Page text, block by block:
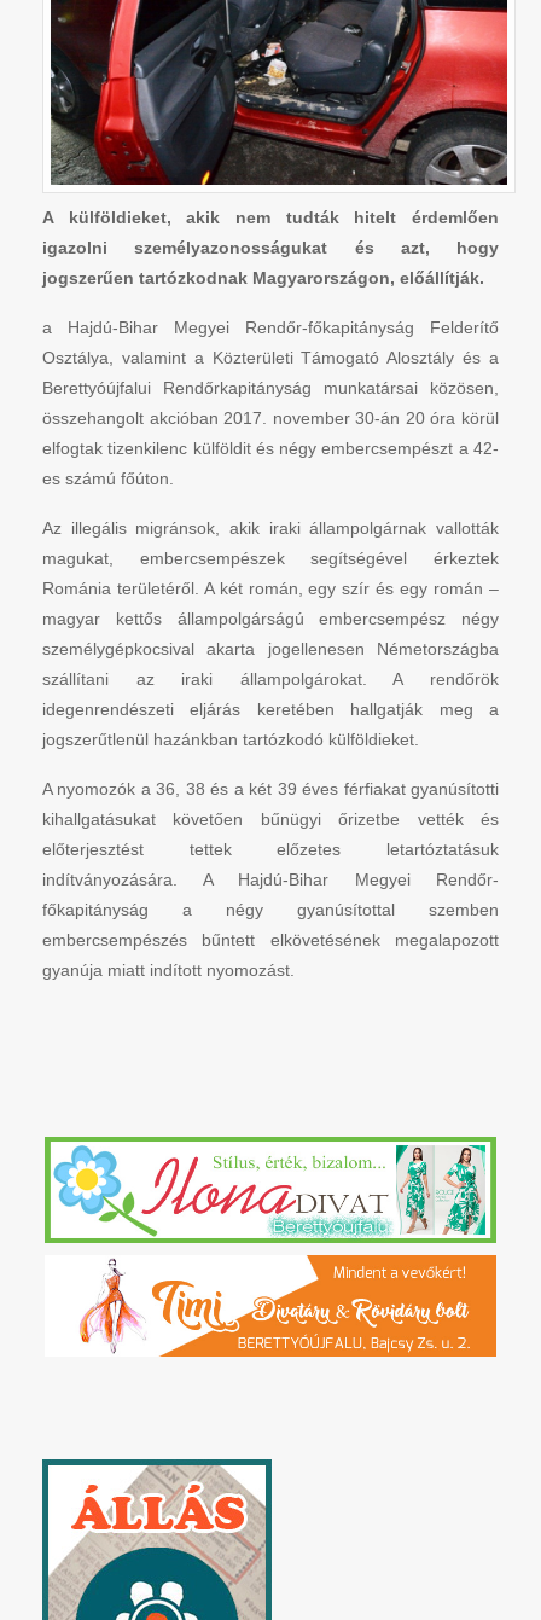
A külföldieket, akik nem tudták hitelt érdemlően
igazolni személyazonosságukat és azt, hogy
jogszerűen tartózkodnak Magyarországon, előállítják.
a Hajdú-Bihar Megyei Rendőr-főkapitányság Felderítő
Osztálya, valamint a Közterületi Támogató Alosztály és a
Berettyóújfalui Rendőrkapitányság munkatársai közösen,
összehangolt akcióban 2017. november 30-án 20 óra körül
elfogtak tizenkilenc külföldit és négy embercsempészt a 42-
es számú főúton.
Az illegális migránsok, akik iraki állampolgárnak vallották
magukat, embercsempészek segítségével érkeztek
Románia területéről. A két román, egy szír és egy román –
magyar kettős állampolgárságú embercsempész négy
személygépkocsival akarta jogellenesen Németországba
szállítani az iraki állampolgárokat. A rendőrök
idegenrendészeti eljárás keretében hallgatják meg a
jogszerűtlenül hazánkban tartózkodó külföldieket.
A nyomozók a 36, 38 és a két 39 éves férfiakat gyanúsítotti
kihallgatásukat követően bűnügyi őrizetbe vették és
előterjesztést tettek előzetes letartóztatásuk
indítványozására. A Hajdú-Bihar Megyei Rendőr-
főkapitányság a négy gyanúsítottal szemben
embercsempészés bűntett elkövetésének megalapozott
gyanúja miatt indított nyomozást.